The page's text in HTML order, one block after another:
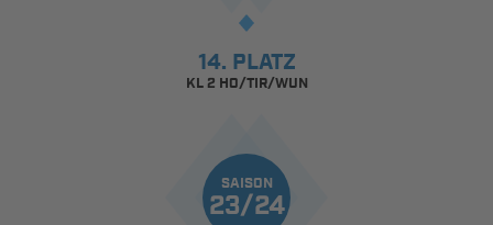
14. PLATZ
KL 2 HO/TIR/WUN
SAISON
23/24